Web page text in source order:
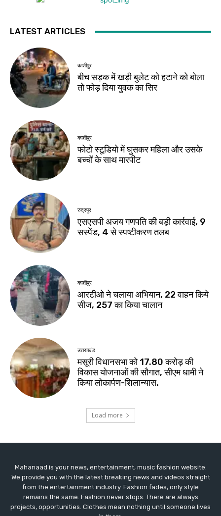
Mahanaad is your news, entertainment, music fashion website.
We provide you with the latest breaking news and videos straight
from the entertainment industry. Fashion fades, only style
remains the same. Fashion never stops. There are always
projects, opportunities. Clothes mean nothing until someone lives